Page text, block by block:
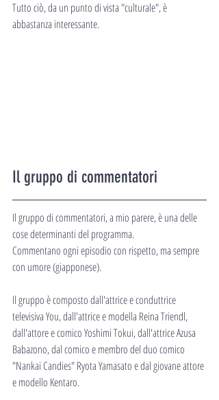
Tutto ciò, da un punto di vista "culturale", è
abbastanza interessante.
Il gruppo di commentatori
Il gruppo di commentatori, a mio parere, è una delle
cose determinanti del programma.
Commentano ogni episodio con rispetto, ma sempre
con umore (giapponese).
Il gruppo è composto dall'attrice e conduttrice
televisiva You, dall'attrice e modella Reina Triendl,
dall'attore e comico Yoshimi Tokui, dall'attrice Azusa
Babazono, dal comico e membro del duo comico
"Nankai Candies" Ryota Yamasato e dal giovane attore
e modello Kentaro.